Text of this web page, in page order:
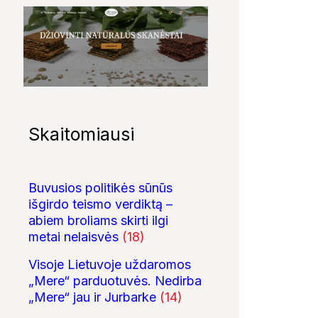
Skaitomiausi
Buvusios politikės sūnūs
išgirdo teismo verdiktą –
abiem broliams skirti ilgi
metai nelaisvės (18)
Visoje Lietuvoje uždaromos
„Mere“ parduotuvės. Nedirba
„Mere“ jau ir Jurbarke (14)